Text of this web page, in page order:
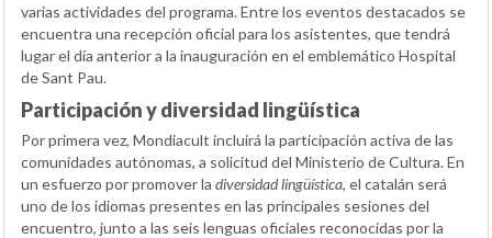
varias actividades del programa. Entre los eventos destacados se
encuentra una recepción oficial para los asistentes, que tendrá
lugar el día anterior a la inauguración en el emblemático Hospital
de Sant Pau.
Participación y diversidad lingüística
Por primera vez, Mondiacult incluirá la participación activa de las
comunidades autónomas, a solicitud del Ministerio de Cultura. En
un esfuerzo por promover la diversidad lingüística, el catalán será
uno de los idiomas presentes en las principales sesiones del
encuentro, junto a las seis lenguas oficiales reconocidas por la